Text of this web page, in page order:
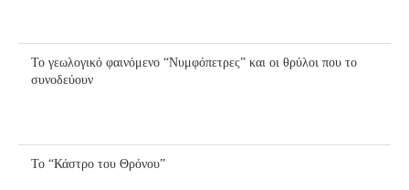
Το γεωλογικό φαινόμενο “Νυμφόπετρες” και οι θρύλοι που το
συνοδεύουν
Το “Κάστρο του Θρόνου”